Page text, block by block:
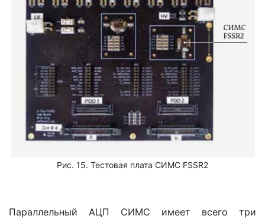
Рис. 15. Тестовая плата СИМС FSSR2
Параллельный АЦП СИМС имеет всего три